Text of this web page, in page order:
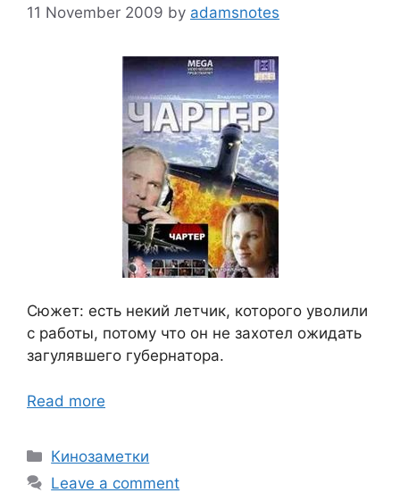
11 November 2009 by adamsnotes
Сюжет: есть некий летчик, которого уволили
с работы, потому что он не захотел ожидать
загулявшего губернатора.
Read more
Categories
Кинозаметки
Leave a comment